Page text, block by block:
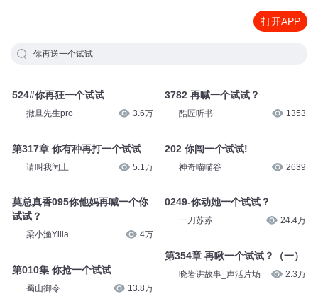
打开APP
你再送一个试试
524#你再狂一个试试
撒旦先生pro 3.6万
第317章 你有种再打一个试试
请叫我闰土 5.1万
莫总真香095你他妈再喊一个你
试试？
梁小渔Yilia 4万
第010集 你抢一个试试
蜀山御令 13.8万
3782 再喊一个试试？
酷匠听书 1353
202 你闯一个试试!
神奇喵喵谷 2639
0249-你动她一个试试？
一刀苏苏 24.4万
第354章 再瞅一个试试？（一）
晓岩讲故事_声活片场 2.3万